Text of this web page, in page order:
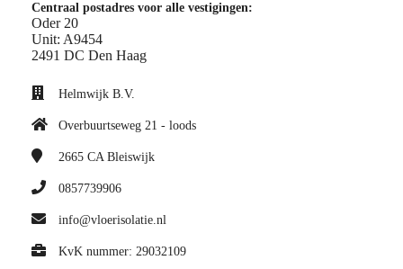
Centraal postadres voor alle vestigingen:
Oder 20
Unit: A9454
2491 DC Den Haag
Helmwijk B.V.
Overbuurtseweg 21 - loods
2665 CA Bleiswijk
0857739906
info@vloerisolatie.nl
KvK nummer: 29032109